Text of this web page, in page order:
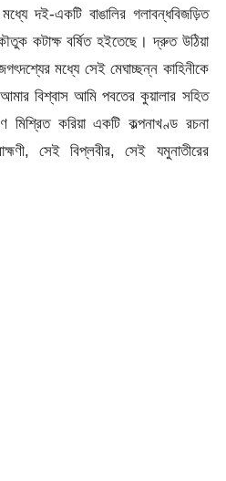
দই-একটি বাঙালির গলাবন্ধবিজড়িত
কটাক্ষ বৰ্ষিত হইতেছে। দ্রুত উঠিয়া
মধ্যে সেই মেঘাচ্ছন্ন কাহিনীকে
বিশ্বাস আমি পবতের কুয়ালার সহিত
মিশ্রিত করিয়া একটি কল্পনাখণ্ড রচনা
সেই বিপ্লবীর, সেই যমুনাতীরের